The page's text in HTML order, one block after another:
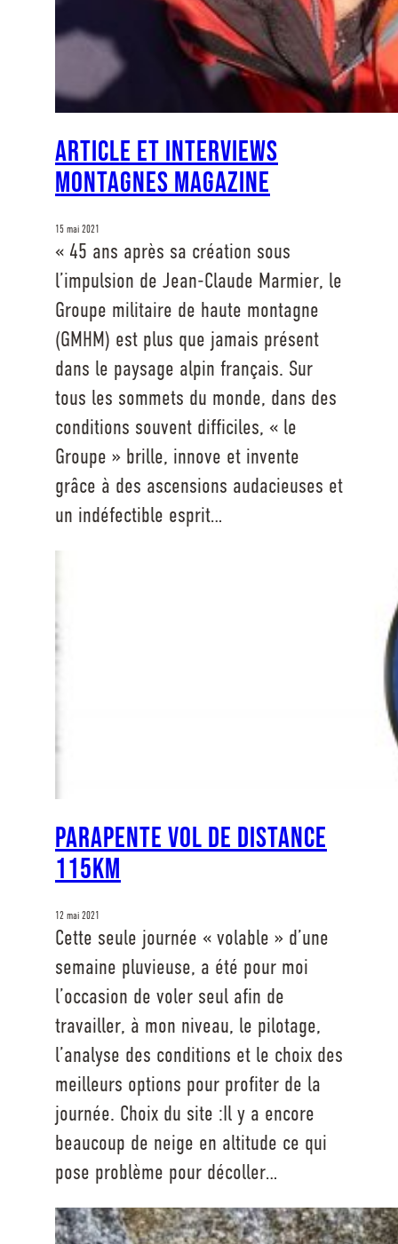
Article et interviews
Montagnes Magazine
15 mai 2021
« 45 ans après sa création sous
l’impulsion de Jean-Claude Marmier, le
Groupe militaire de haute montagne
(GMHM) est plus que jamais présent
dans le paysage alpin français. Sur
tous les sommets du monde, dans des
conditions souvent difficiles, « le
Groupe » brille, innove et invente
grâce à des ascensions audacieuses et
un indéfectible esprit…
Parapente vol de distance
115km
12 mai 2021
Cette seule journée « volable » d’une
semaine pluvieuse, a été pour moi
l’occasion de voler seul afin de
travailler, à mon niveau, le pilotage,
l’analyse des conditions et le choix des
meilleurs options pour profiter de la
journée. Choix du site :Il y a encore
beaucoup de neige en altitude ce qui
pose problème pour décoller…